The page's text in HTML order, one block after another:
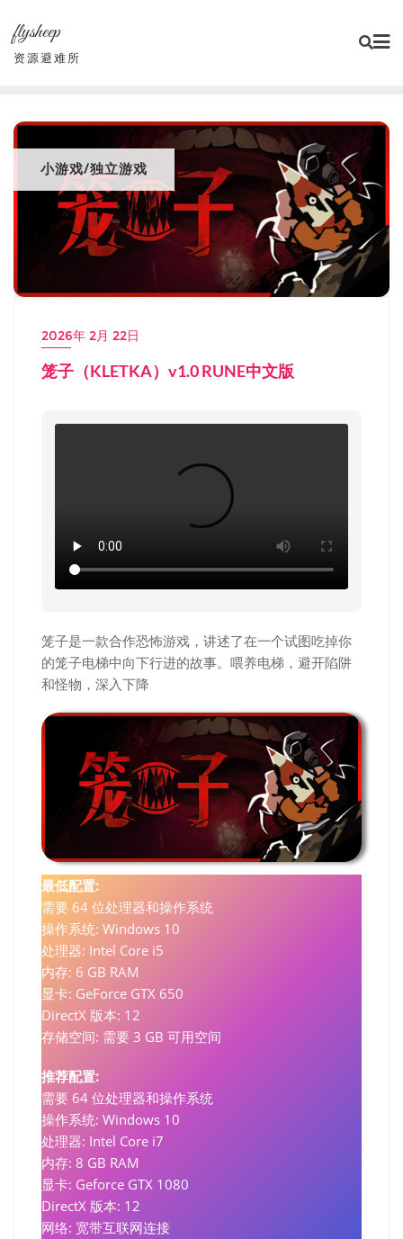
content
flysheep
资源避难所
小游戏/独立游戏
2026年 2月 22日
笼子（KLETKA）v1.0 RUNE中文版
笼子是一款合作恐怖游戏，讲述了在一个试图吃掉你
的笼子电梯中向下行进的故事。喂养电梯，避开陷阱
和怪物，深入下降
最低配置:
需要 64 位处理器和操作系统
操作系统: Windows 10
处理器: Intel Core i5
内存: 6 GB RAM
显卡: GeForce GTX 650
DirectX 版本: 12
存储空间: 需要 3 GB 可用空间
推荐配置:
需要 64 位处理器和操作系统
操作系统: Windows 10
处理器: Intel Core i7
内存: 8 GB RAM
显卡: Geforce GTX 1080
DirectX 版本: 12
网络: 宽带互联网连接